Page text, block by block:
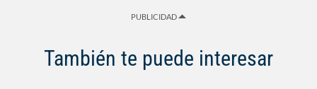
PUBLICIDAD
También te puede interesar